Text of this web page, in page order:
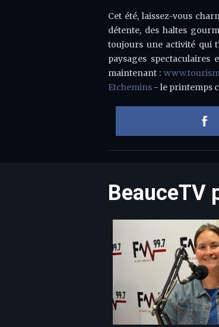
Cet été, laissez-vous
détente, des haltes
toujours une activité qui
paysages
maintenant :
Etchemins - le printemps
BeauceTV